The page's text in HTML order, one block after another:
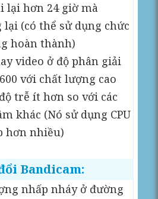
lại hơn 24 giờ mà
(có thể sử dụng chức
hoàn thành)
video ở độ phân giải
với chất lượng cao
trễ ít hơn so với các
khác (Nó sử dụng CPU
hơn nhiều)
Bandicam:
nhấp nháy ở đường